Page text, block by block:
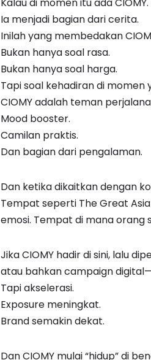
Ia menjadi bagian dari cerita.
Inilah yang membedakan
Bukan hanya soal rasa.
Bukan hanya soal harga.
Tapi soal kehadiran di momen
CIOMY adalah teman
Mood booster.
Camilan praktis.
Dan bagian dari pengalaman.
Dan ketika dikaitkan dengan
Tempat seperti The Great
emosi. Tempat di mana orang
Jika CIOMY hadir di sini, lalu
atau bahkan campaign
Tapi akselerasi.
Exposure meningkat.
Brand semakin dekat.
Dan CIOMY mulai “hidup” di